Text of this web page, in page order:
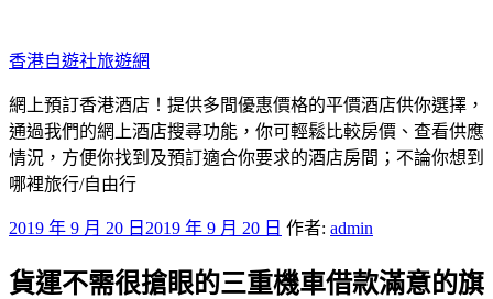
至
主
要
內
容
香港自遊社旅遊網
網上預訂香港酒店！提供多間優惠價格的平價酒店供你選擇，
通過我們的網上酒店搜尋功能，你可輕鬆比較房價、查看供應
情況，方便你找到及預訂適合你要求的酒店房間；不論你想到
哪裡旅行/自由行
發
於
2019 年 9 月 20 日 2019 年 9 月 20 日 作者: admin
貨運不需很搶眼的三重機車借款滿意的旗